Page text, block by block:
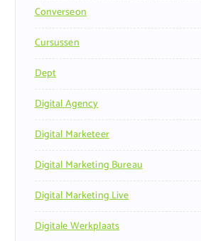
Converseon
Cursussen
Dept
Digital Agency
Digital Marketeer
Digital Marketing Bureau
Digital Marketing Live
Digitale Werkplaats